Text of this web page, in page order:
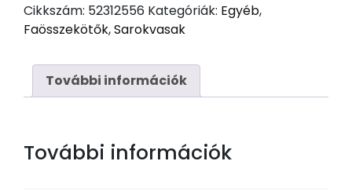
mennyiség
Cikkszám: 52312556 Kategóriák: Egyéb,
Faösszekötők,Sarokvasak
További információk
További információk